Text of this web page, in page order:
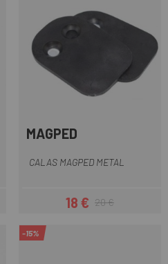
MAGPED
CALAS MAGPED METAL
Prezzo
18 € Prezzo base
20 €
-15%